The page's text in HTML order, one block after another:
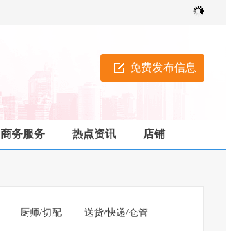
免费发布信息
商务服务 热点资讯 店铺
厨师/切配 送货/快递/仓管